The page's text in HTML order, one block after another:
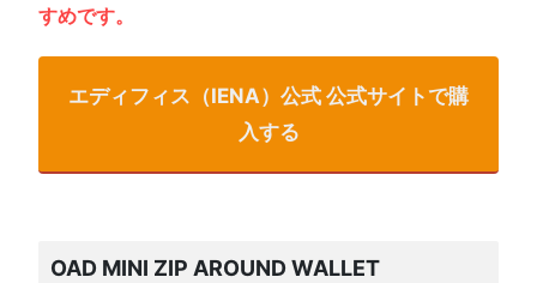
すめです。
エディフィス（IENA）公式 公式サイトで購
入する
OAD MINI ZIP AROUND WALLET